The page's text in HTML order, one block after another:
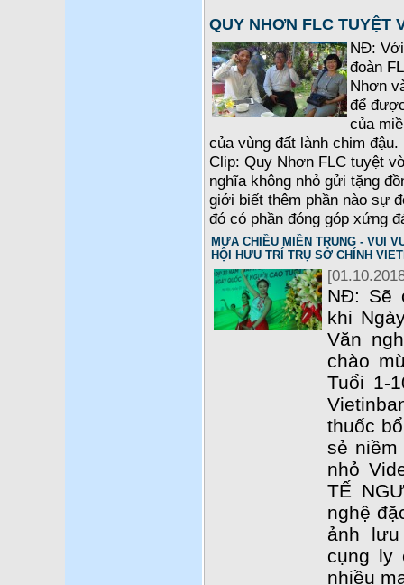
QUY NHƠN FLC TUYỆT
NĐ:
đoàn
Nhơn
để
của
của vùng đất lành chim
Clip: Quy Nhơn FLC tuyệt
nghĩa không nhỏ gửi tặng
giới biết thêm phần nào sự
đó có phần đóng góp xứng
MƯA CHIỀU MIỀN TRUNG - VUI
HỘI HƯU TRÍ TRỤ SỞ CHÍNH
NĐ: Sẽ
khi
Văn
chào
Tuổi 1-
thuốc
sẻ
nhỏ
TẾ
nghệ
ảnh
cụng ly
nhiều